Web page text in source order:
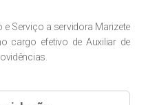
Serviço a servidora Marizete
cargo efetivo de Auxiliar de